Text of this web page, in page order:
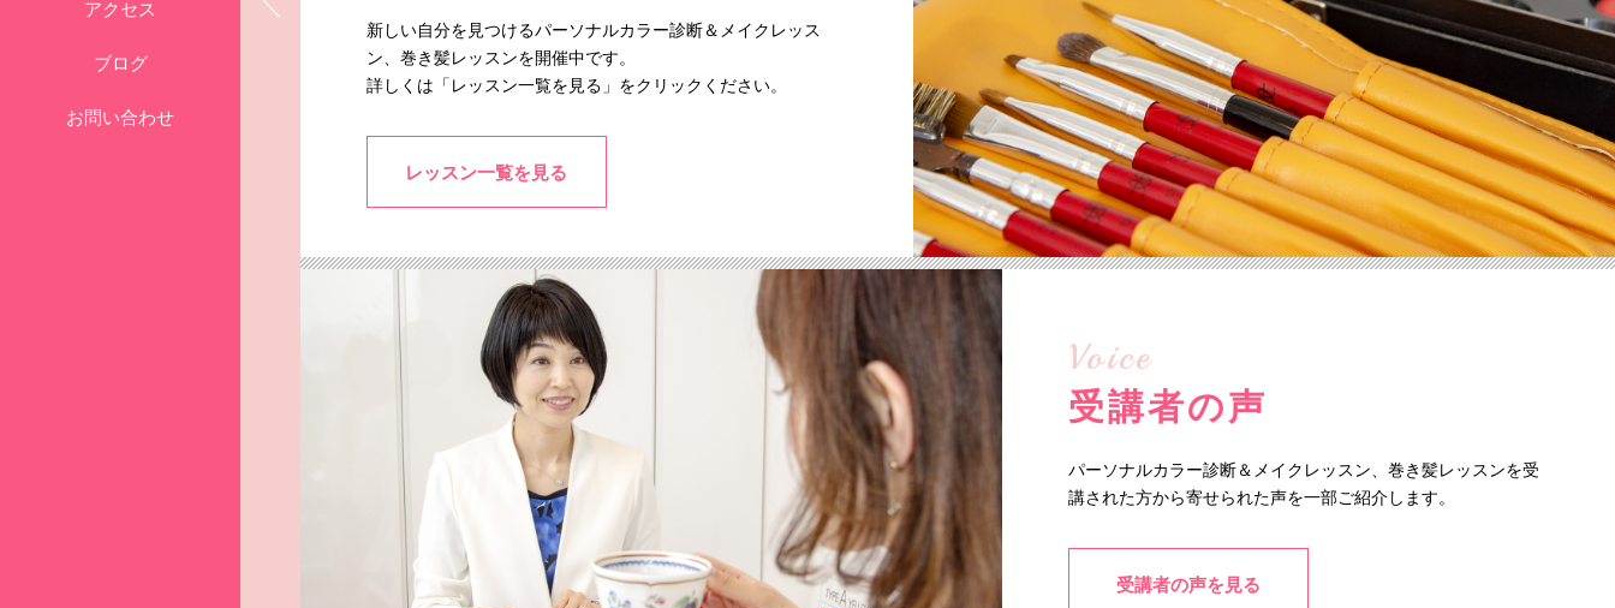
アクセス
ブログ
お問い合わせ
新しい自分を見つけるパーソナルカラー診断＆メイクレッス
ン、巻き髪レッスンを開催中です。
詳しくは「レッスン一覧を見る」をクリックください。
レッスン一覧を見る
Voice
受講者の声
パーソナルカラー診断＆メイクレッスン、巻き髪レッスンを受
講された方から寄せられた声を一部ご紹介します。
受講者の声を見る